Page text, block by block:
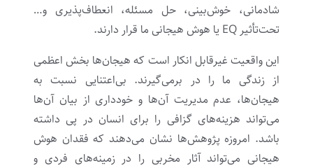
شادمانی، خوش‌بینی، حل مسئله، انعطاف‌پذیری و…
تحت‌تأثیر EQ یا هوش هیجانی ما قرار دارند.
این واقعیت غیرقابل انکار است که هیجان‌ها بخش اعظمی
از زندگی ما را در برمی‌گیرند. بی‌اعتنایی نسبت به
هیجان‌ها، عدم مدیریت آن‌ها و خودداری از بیان آن‌ها
می‌تواند هزینه‌های گزافی را برای انسان در پی داشته
باشد. امروزه پژوهش‌ها نشان می‌دهند که فقدان هوش
هیجانی می‌تواند آثار مخربی را در زمینه‌های فردی و